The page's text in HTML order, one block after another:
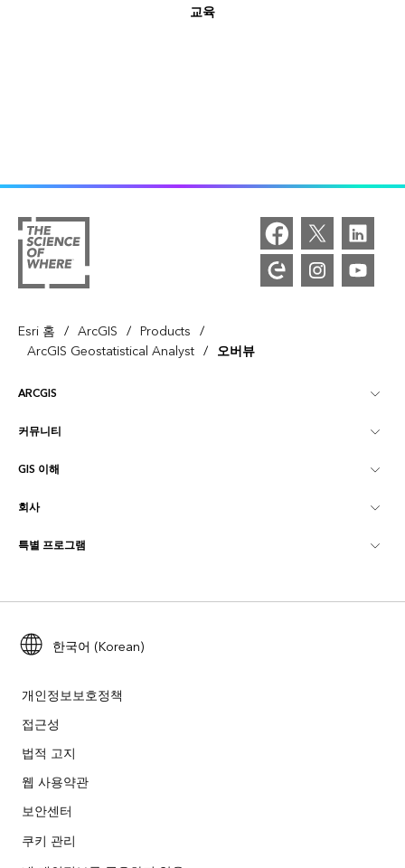
교육
Esri 홈 / ArcGIS / Products /
ArcGIS Geostatistical Analyst / 오버뷰
ARCGIS
ArcGIS Overview
매핑
ArcGIS Online
Developer Technology
ArcGIS Location Platform
ArcGIS Architecture Center
커뮤니티
Esri 커뮤니티
ArcGIS Blog
사용자 리서치 및 테스트
Esri Young Professionals Network
이벤트
GIS 이해
GIS란?
로케이션 인텔리전스
교육
ArcUser
ArcWatch
Esri 비디오
회사
Esri 정보
채용
파트너
기업윤리강령
환경 및 지속가능성 이니셔티브
사이트맵
특별 프로그램
ArcGIS for Student Use
재난 대응
교육
비영리기관
인종 평등
한국어 (Korean)
개인정보보호정책
접근성
법적 고지
웹 사용약관
보안센터
쿠키 관리